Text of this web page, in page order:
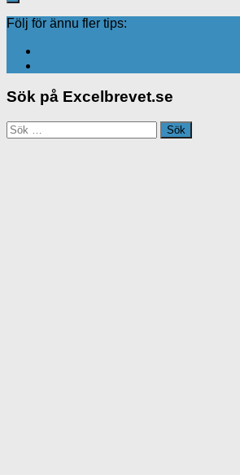
Följ för ännu fler tips:
Sök på Excelbrevet.se
Sök
efter: